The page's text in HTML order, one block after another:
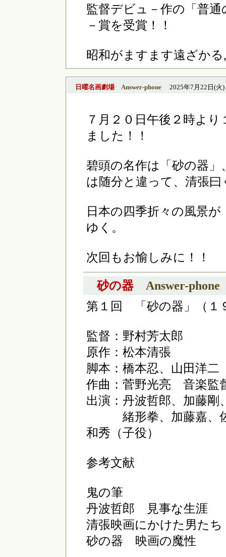
監督デビュ－作の「普
－賞を受賞！！
昭和がますます遠ざかる
日曜名画劇場 Answer-phone 2025年7月22日(火)
７月２０日午後２時よ
ました！！
碧頭の名作は「砂の器
は随分と違って、清張
日本の四季折々の風景
ゆく。
次回もお愉しみに！！
砂の器 Answer-phone
第１回 「砂の器」（１
監督：野村芳太郎
原作：松本清張
脚本：橋本忍、山田洋二
作曲：菅野光亮 音楽監
出演：丹波哲郎、加藤剛
緒形拳、加藤嘉、佐
和秀（子役）
参考文献
鬼の筆 春日
丹波哲郎 見事な生
清張映画にかけた男た
砂の器 映画の魔性